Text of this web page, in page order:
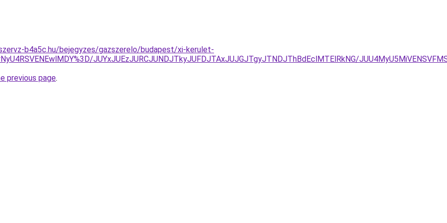
b4a5c.hu/bejegyzes/gazszerelo/budapest/xi-kerulet-
JUYxJUEzJURCJUNDJTkyJUFDJTAxJUJGJTgyJTNDJThBdEclMTElRkNG/
previous page.